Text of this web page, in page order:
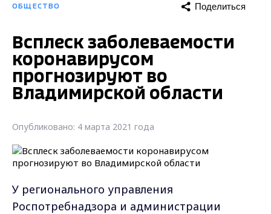
ОБЩЕСТВО Поделиться
Всплеск заболеваемости
коронавирусом
прогнозируют во
Владимирской области
Опубликовано: 4 марта 2021 года
У регионального управления
Роспотребнадзора и администрации